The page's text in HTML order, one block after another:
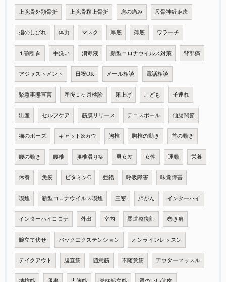
上腕骨外顆骨折 上腕骨顆上骨折 肩の痛み 尺骨神経麻痺
指のしびれ 体力 マスク 厚底 薄底 ワラーチ
１割引き 手洗い 消毒液 新型コロナウイルス対策 背部痛
アジャストメント 日祝OK メール相談 電話相談
緊急事態宣言 産後１ヶ月検診 床上げ こども 子連れ
出産 セルフケア 筋膜リリース テニスボール 仙腸関節
猫のポーズ キャット&カウ 胸椎 胸椎の動き 首の動き
腰の動き 腰椎 腰椎滑り症 男女差 女性 運動 栄養
休養 免疫 ビタミンC 亜鉛 呼吸障害 味覚障害
喫煙 新型コロナウイルス喫煙 三密 肺がん インターハイ
インターハイコロナ 外出 室内 柔道整復師 巻き肩
腕立て伏せ バックエクステンション オンラインレッスン
テイクアウト 腹直筋 随意筋 不随意筋 アウターマッスル